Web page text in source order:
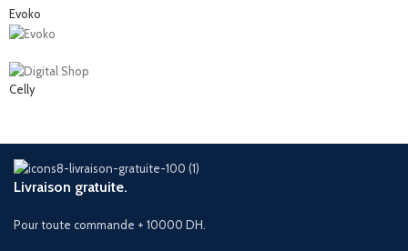
Evoko
Celly
Livraison gratuite.
Pour toute commande + 10000 DH.